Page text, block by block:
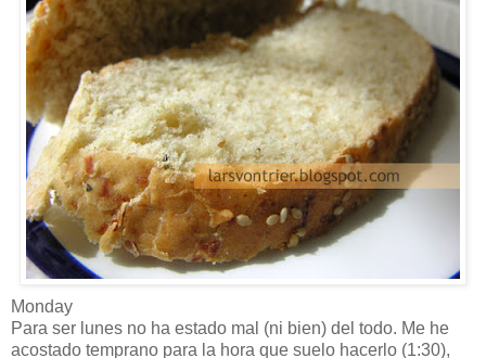
Monday
Para ser lunes no ha estado mal (ni bien) del todo. Me he
acostado temprano para la hora que suelo hacerlo (1:30),